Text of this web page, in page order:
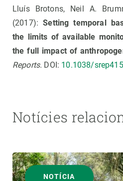
Lluís Brotons, Neil A.
(2017):Setting temporal
the limits of available
the full impact of
Reports. DOI: 10.1038/
Notícies
NOTÍCIA